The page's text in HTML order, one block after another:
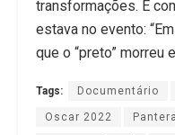
transformações. E
estava no evento:
que o “preto” morreu
Tags: Documentário
Oscar 2022